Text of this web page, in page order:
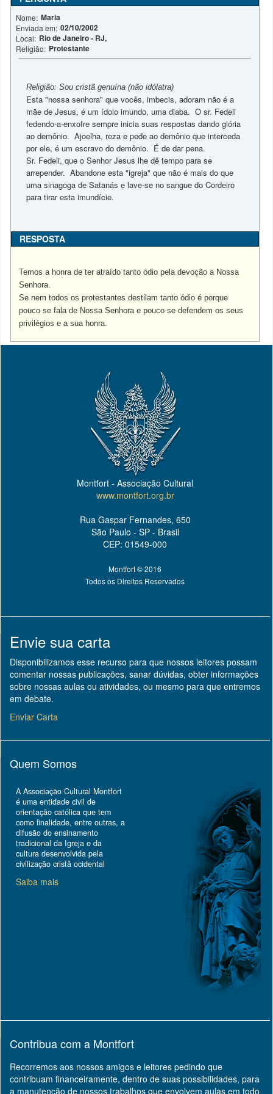
Nome: Maria
Enviada em: 02/10/2002
Local: Rio de Janeiro - RJ,
Religião: Protestante
Religião:Sou cristã genuína (não idólatra)
Esta "nossa senhora" que vocês, imbecis, adoram não é a
mãe de Jesus, é um ídolo imundo, uma diaba. O sr. Fedeli
fedendo-a-enxofre sempre inicia suas respostas dando glória
ao demônio. Ajoelha, reza e pede ao demônio que interceda
por ele, é um escravo do demônio. É de dar pena.
Sr. Fedeli, que o Senhor Jesus lhe dê tempo para se
arrepender. Abandone esta "igreja" que não é mais do que
uma sinagoga de Satanás e lave-se no sangue do Cordeiro
para tirar esta imundície.
RESPOSTA
Temos a honra de ter atraído tanto ódio pela devoção a Nossa
Senhora.
Se nem todos os protestantes destilam tanto ódio é porque
pouco se fala de Nossa Senhora e pouco se defendem os seus
privilégios e a sua honra.
Montfort - Associação Cultural
www.montfort.org.br
Rua Gaspar Fernandes, 650
São Paulo - SP - Brasil
CEP: 01549-000
Montfort © 2016
Todos os Direitos Reservados
Envie sua carta
Disponibilizamos esse recurso para que nossos leitores possam
comentar nossas publicações, sanar dúvidas, obter informações
sobre nossas aulas ou atividades, ou mesmo para que entremos
em debate.
Enviar Carta
Quem Somos
A Associação Cultural Montfort
é uma entidade civil de
orientação católica que tem
como finalidade, entre outras, a
difusão do ensinamento
tradicional da Igreja e da
cultura desenvolvida pela
civilização cristã ocidental
Saiba mais
Contribua com a Montfort
Recorremos aos nossos amigos e leitores pedindo que
contribuam financeiramente, dentro de suas possibilidades, para
a manutenção de nossos trabalhos que envolvem aulas em todo